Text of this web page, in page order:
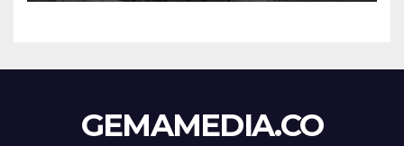
GEMAMEDIA.CO